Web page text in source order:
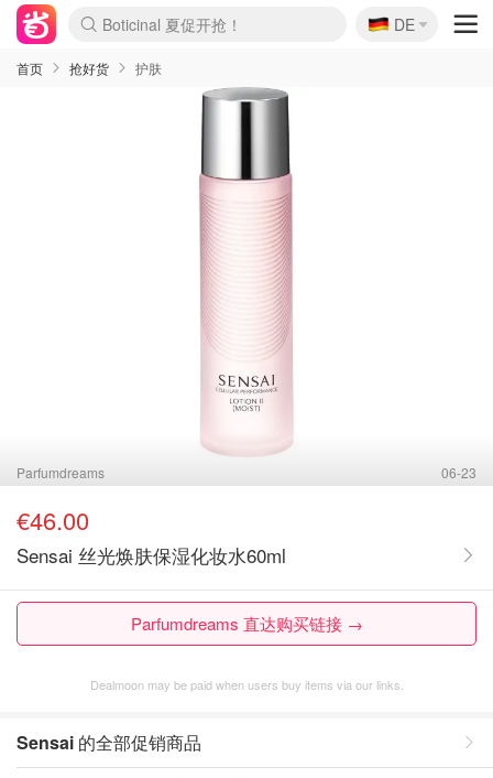
Boticinal 夏促开抢！
4折！lulu周四疯狂上新
还没结束！&OtherStories大促
Joybuy变相75折 随时失效
速领！Stanley独家85折
疑似霸哥！Camper额外叠85折
Zalando 奥莱闪促！每日更新
Moncler反季囤！5折起+叠9折
Coach Brooklyn仅€192
🇩🇪
DE
首页 抢好货 护肤
Parfumdreams 06-23
€46.00
Sensai 丝光焕肤保湿化妆水60ml
Parfumdreams 直达购买链接 →
Dealmoon may be paid when users buy items via our links.
Sensai 的全部促销商品